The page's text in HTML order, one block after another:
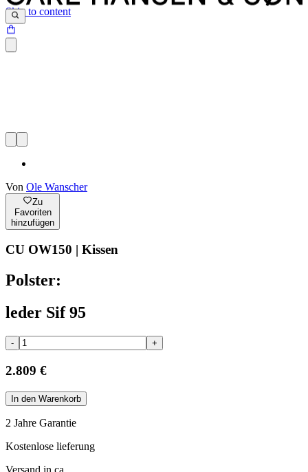
Skip to content
Von Ole Wanscher
Zu
Favoriten
hinzufügen
CU OW150 | Kissen
Polster:
leder Sif 95
- +
2.809 €
In den Warenkorb
2 Jahre Garantie
Kostenlose lieferung
Versand in ca.